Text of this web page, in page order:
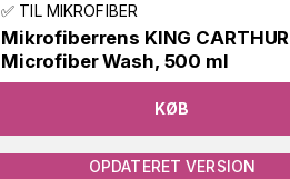
✅ TIL MIKROFIBER
Mikrofiberrens KING CARTHUR
Microfiber Wash, 500 ml
KØB
OPDATERET VERSION